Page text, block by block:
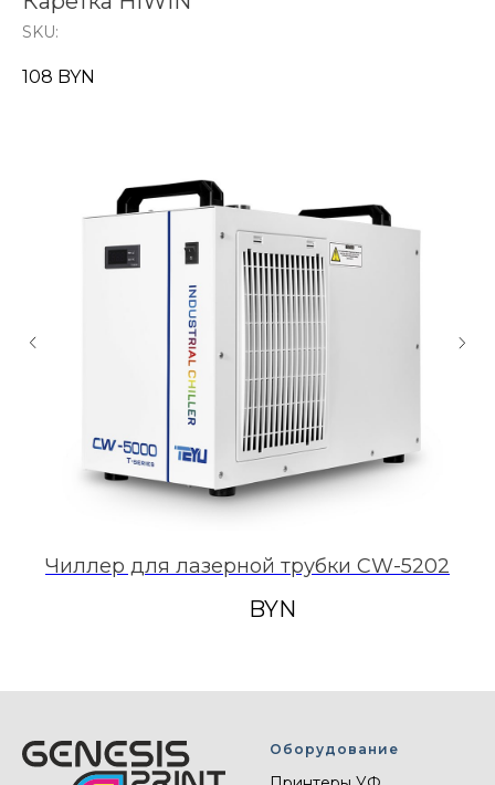
SKU:
108 BYN
Чиллер для лазерной трубки CW-5202
BYN
Оборудование